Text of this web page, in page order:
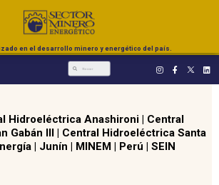
en el desarrollo minero y energético del país.
Hidroeléctrica Anashironi| Central
Gabán III| Central Hidroeléctrica Santa
| Junín | MINEM | Perú | SEIN